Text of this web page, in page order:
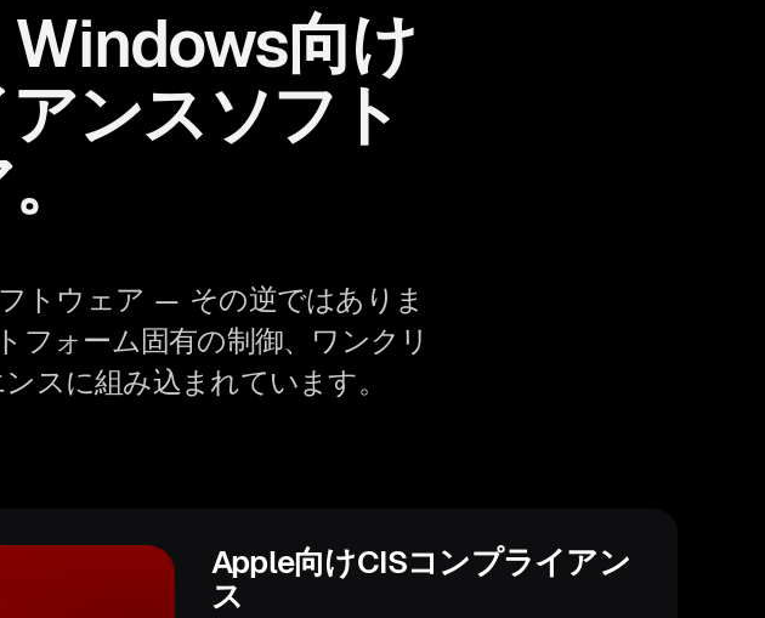
向け
ンスソフト
トウェア — その逆ではありま
フォーム固有の制御、ワンクリ
スに組み込まれています。
Apple向けCISコンプライアン
ス